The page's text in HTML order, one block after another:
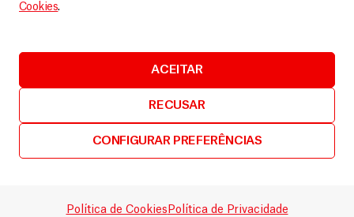
Cookies.
ACEITAR
RECUSAR
CONFIGURAR PREFERÊNCIAS
Política de Cookies Política de Privacidade